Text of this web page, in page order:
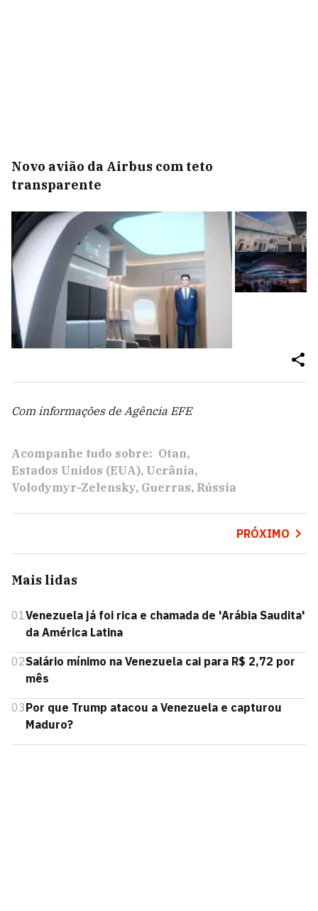
Novo avião da Airbus com teto
transparente
Com informações de Agência EFE
Acompanhe tudo sobre: Otan
Estados Unidos (EUA) Ucrânia
Volodymyr-Zelensky Guerras Rússia
PRÓXIMO
Mais lidas
01Venezuela já foi rica e chamada de 'Arábia Saudita'
da América Latina
02Salário mínimo na Venezuela cai para R$ 2,72 por
mês
03Por que Trump atacou a Venezuela e capturou
Maduro?